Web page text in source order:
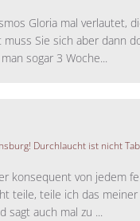
Gloria mal verlautet,
Sie sich aber dann
sogar 3 Woche...
Durchlaucht ist nicht
konsequent von jedem
teile, teile ich das
sagt auch mal zu ...